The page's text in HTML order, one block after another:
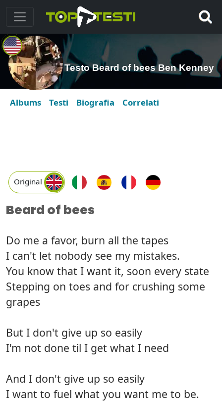
Testo Beard of bees Ben Kenney
Albums Testi Biografia Correlati
Original
Beard of bees
Do me a favor, burn all the tapes
I can't let nobody see my mistakes.
You know that I want it, soon every state
Stepping on toes and for crushing some
grapes
But I don't give up so easily
I'm not done til I get what I need
And I don't give up so easily
I want to fuel what you want me to be.